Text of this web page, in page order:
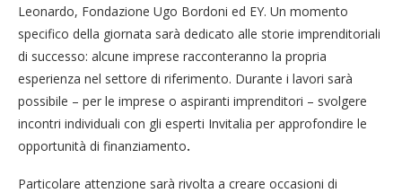
Leonardo, Fondazione Ugo Bordoni ed EY. Un momento
specifico della giornata sarà dedicato alle storie imprenditoriali
di successo: alcune imprese racconteranno la propria
esperienza nel settore di riferimento. Durante i lavori sarà
possibile – per le imprese o aspiranti imprenditori – svolgere
incontri individuali con gli esperti Invitalia per approfondire le
opportunità di finanziamento.
Particolare attenzione sarà rivolta a creare occasioni di